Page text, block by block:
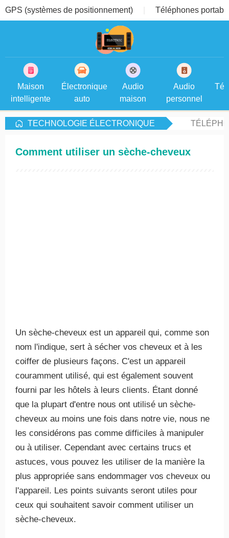
GPS (systèmes de positionnement) Téléphones
Maison
intelligente
Électronique
auto
Audio
maison
Audio
personnel
TECHNOLOGIE ÉLECTRONIQUE
Comment utiliser un sèche-cheveux
Un sèche-cheveux est un appareil qui, comme son
nom l'indique, sert à sécher vos cheveux et à les
coiffer de plusieurs façons. C'est un appareil
couramment utilisé, qui est également souvent
fourni par les hôtels à leurs clients. Étant donné
que la plupart d'entre nous ont utilisé un sèche-
cheveux au moins une fois dans notre vie, nous ne
les considérons pas comme difficiles à manipuler
ou à utiliser. Cependant avec certains trucs et
astuces, vous pouvez les utiliser de la manière la
plus appropriée sans endommager vos cheveux ou
l'appareil. Les points suivants seront utiles pour
ceux qui souhaitent savoir comment utiliser un
sèche-cheveux.